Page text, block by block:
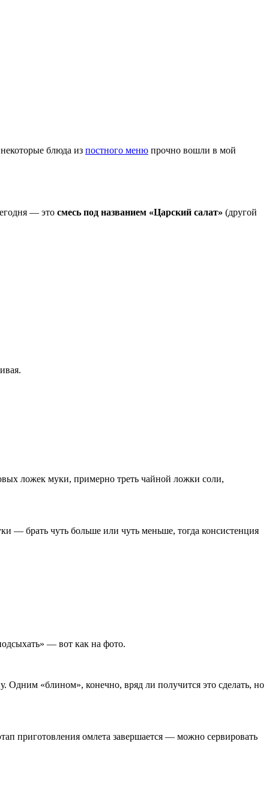
блюда из постного меню прочно вошли в мой
— это смесь под названием «Царский салат» (другой
ложек муки, примерно треть чайной ложки соли,
— брать чуть больше или чуть меньше, тогда консистенция
— вот как на фото.
Одним «блином», конечно, вряд ли получится это сделать, но
приготовления омлета завершается — можно сервировать